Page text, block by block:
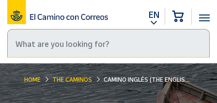
EN
HOME THE CAMINOS CAMINO INGLÉS (THE ENGLISH WAY)